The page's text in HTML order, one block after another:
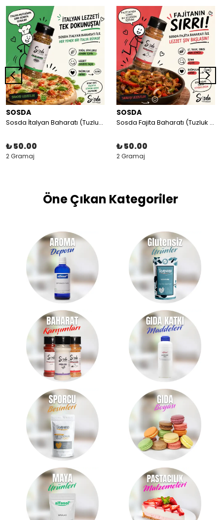
SOSDA
Sosda İtalyan Baharatı (Tuzluk Serisi)
₺ 50.00
2 Gramaj
SOSDA
Sosda Fajita Baharatı (Tuzluk Serisi)
₺ 50.00
2 Gramaj
Öne Çıkan Kategoriler